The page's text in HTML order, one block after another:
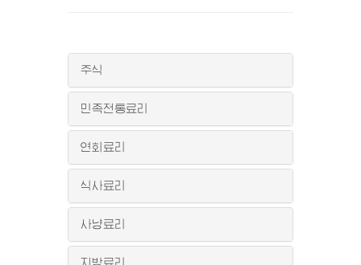
주식
민족전통료리
연회료리
식사료리
사냥료리
지방료리